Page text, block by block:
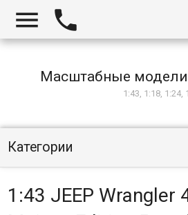
 
Масштабные
1:43, 1:18, 1:24,
Категории
1:43 JEEP Wrangler